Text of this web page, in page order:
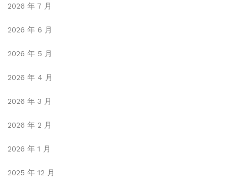
2026 年 7 月
2026 年 6 月
2026 年 5 月
2026 年 4 月
2026 年 3 月
2026 年 2 月
2026 年 1 月
2025 年 12 月